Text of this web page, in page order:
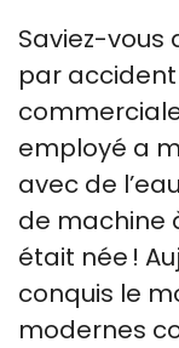
Saviez-vous
par accident
employé a
avec de
de machine
était née !
conquis le
modernes